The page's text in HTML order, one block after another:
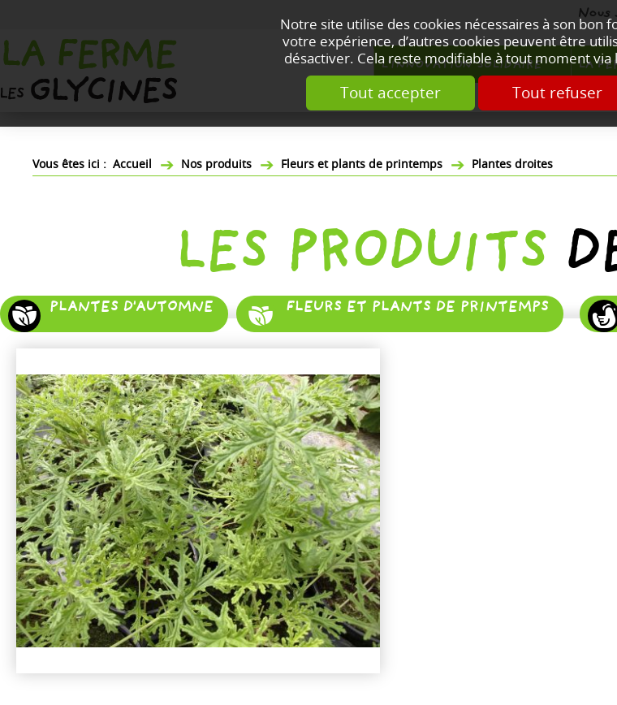
Notre site utilise des cookies nécessaires à son bon
votre expérience, d’autres cookies peuvent être
désactiver. Cela reste modifiable à tout moment via
Tout accepter Tout refuser
L'INNOVATION SOLIDAIRE LA
Accueil Nos produits Fleurs et plants de printemps Plantes droites
LES PRODUITS
PLANTES D'AUTOMNE FLEURS ET PLANTS DE PRINTEMPS